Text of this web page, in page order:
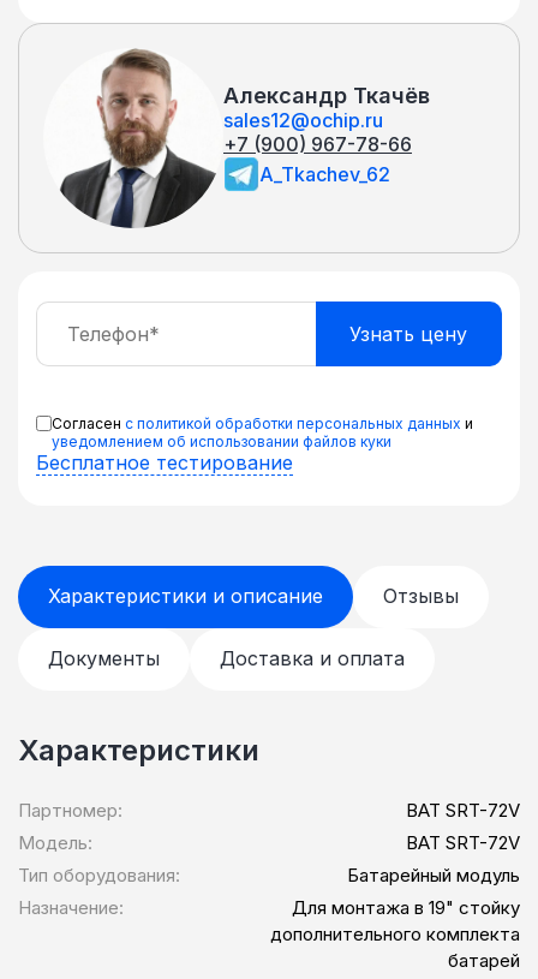
Александр Ткачёв
sales12@ochip.ru
+7 (900) 967-78-66
A_Tkachev_62
Согласен с политикой обработки персональных данных и
уведомлением об использовании файлов куки
Бесплатное тестирование
Характеристики и описание Отзывы
Документы Доставка и оплата
Характеристики
Партномер:
BAT SRT-72V
Модель:
BAT SRT-72V
Тип оборудования:
Батарейный модуль
Назначение:
Для монтажа в 19" стойку
дополнительного комплекта
батарей